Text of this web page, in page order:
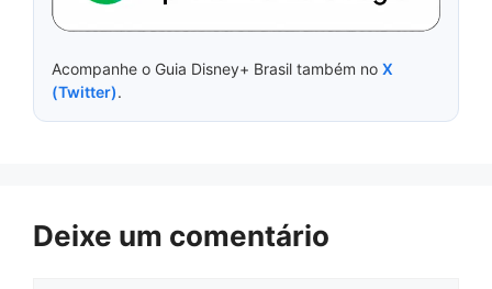
Acompanhe o Guia Disney+ Brasil também no X
(Twitter).
Deixe um comentário